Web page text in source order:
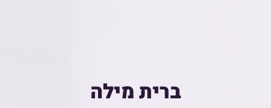
ברית מילה